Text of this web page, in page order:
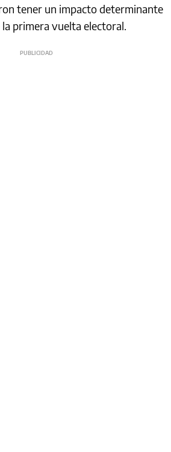
tener un impacto determinante
primera vuelta electoral.